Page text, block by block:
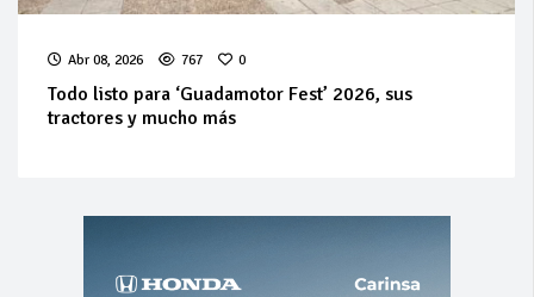
Abr 08, 2026 767 0
Todo listo para ‘Guadamotor Fest’ 2026, sus
tractores y mucho más